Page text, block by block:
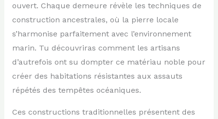
ouvert. Chaque demeure révèle les techniques de
construction ancestrales, où la pierre locale
s’harmonise parfaitement avec l’environnement
marin. Tu découvriras comment les artisans
d’autrefois ont su dompter ce matériau noble pour
créer des habitations résistantes aux assauts
répétés des tempêtes océaniques.
Ces constructions traditionnelles présentent des